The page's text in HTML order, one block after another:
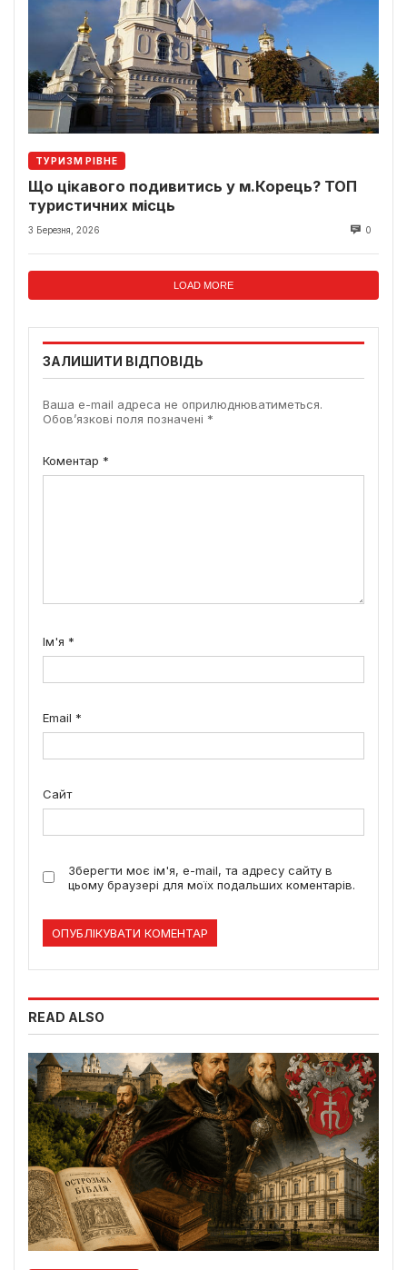
ТУРИЗМ РІВНЕ
Що цікавого подивитись у м.Корець? ТОП
туристичних місць
3 Березня, 2026 0
LOAD MORE
ЗАЛИШИТИ ВІДПОВІДЬ
Ваша e-mail адреса не оприлюднюватиметься.
Обов’язкові поля позначені *
Коментар *
Ім'я *
Email *
Сайт
Зберегти моє ім'я, e-mail, та адресу сайту в
цьому браузері для моїх подальших коментарів.
READ ALSO